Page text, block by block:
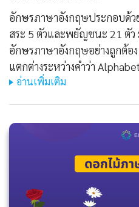
อักษรภาษาอังกฤษประกอบด้ว
สระ 5 ตัวและพยัญชนะ 21 ตัว
อักษรภาษาอังกฤษอย่างถูกต้อ
แตกต่างระหว่างคำว่า
อ่านเพิ่มเติม